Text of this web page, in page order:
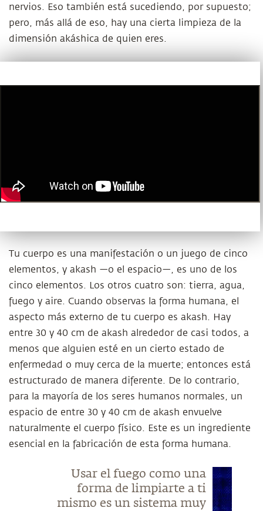
nervios. Eso también está sucediendo, por supuesto;
pero, más allá de eso, hay una cierta limpieza de la
dimensión akáshica de quien eres.
Tu cuerpo es una manifestación o un juego de cinco
elementos, y akash —o el espacio—, es uno de los
cinco elementos. Los otros cuatro son: tierra, agua,
fuego y aire. Cuando observas la forma humana, el
aspecto más externo de tu cuerpo es akash. Hay
entre 30 y 40 cm de akash alrededor de casi todos, a
menos que alguien esté en un cierto estado de
enfermedad o muy cerca de la muerte; entonces está
estructurado de manera diferente. De lo contrario,
para la mayoría de los seres humanos normales, un
espacio de entre 30 y 40 cm de akash envuelve
naturalmente el cuerpo físico. Este es un ingrediente
esencial en la fabricación de esta forma humana.
Usar el fuego como una
forma de limpiarte a ti
mismo es un sistema muy